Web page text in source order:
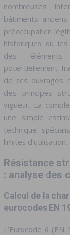
nombreuses
bâtiments
préoccupation
historiques où
des éléments
potentiellement
de ces ouvrages
des principes
vigueur. La
une simple
technique
limites d’utilisation.
Résistance
: analyse des
Calcul de la
eurocodes EN
L’Eurocode 6